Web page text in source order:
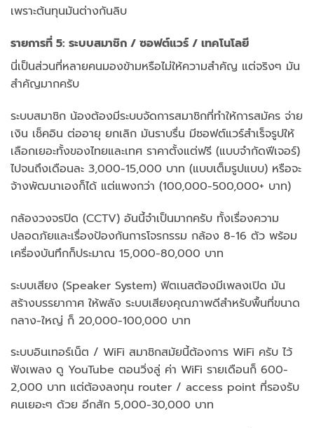
เพราะต้นทุนมันต่างกันลิบ
รายการที่ 5: ระบบสมาชิก / ซอฟต์แวร์ / เทคโนโลยี
นี่เป็นส่วนที่หลายคนมองข้ามหรือไม่ให้ความสำคัญ แต่จริงๆ มัน
สำคัญมากครับ
ระบบสมาชิก น้องต้องมีระบบจัดการสมาชิกที่ทำให้การสมัคร จ่าย
เงิน เช็คอิน ต่ออายุ ยกเลิก มันราบรื่น มีซอฟต์แวร์สำเร็จรูปให้
เลือกเยอะทั้งของไทยและเทศ ราคาตั้งแต่ฟรี (แบบจำกัดฟีเจอร์)
ไปจนถึงเดือนละ 3,000-15,000 บาท (แบบเต็มรูปแบบ) หรือจะ
จ้างพัฒนาเองก็ได้ แต่แพงกว่า (100,000-500,000+ บาท)
กล้องวงจรปิด (CCTV) อันนี้จำเป็นมากครับ ทั้งเรื่องความ
ปลอดภัยและเรื่องป้องกันการโจรกรรม กล้อง 8-16 ตัว พร้อม
เครื่องบันทึกก็ประมาณ 15,000-80,000 บาท
ระบบเสียง (Speaker System) ฟิตเนสต้องมีเพลงเปิด มัน
สร้างบรรยากาศ ให้พลัง ระบบเสียงคุณภาพดีสำหรับพื้นที่ขนาด
กลาง-ใหญ่ ก็ 20,000-100,000 บาท
ระบบอินเทอร์เน็ต / WiFi สมาชิกสมัยนี้ต้องการ WiFi ครับ ไว้
ฟังเพลง ดู YouTube ตอนวิ่งลู่ ค่า WiFi รายเดือนก็ 600-
2,000 บาท แต่ต้องลงทุน router / access point ที่รองรับ
คนเยอะๆ ด้วย อีกสัก 5,000-30,000 บาท